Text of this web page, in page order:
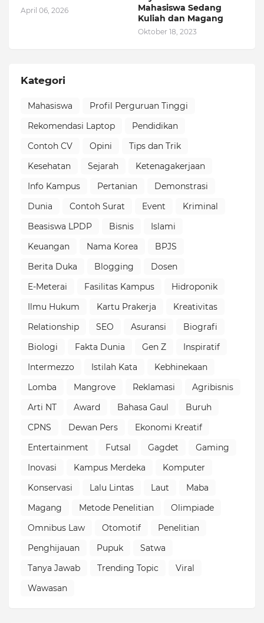
April 06, 2026
Mahasiswa Sedang
Kuliah dan Magang
Oktober 18, 2023
Kategori
Mahasiswa
Profil Perguruan Tinggi
Rekomendasi Laptop
Pendidikan
Contoh CV
Opini
Tips dan Trik
Kesehatan
Sejarah
Ketenagakerjaan
Info Kampus
Pertanian
Demonstrasi
Dunia
Contoh Surat Event
Kriminal
Beasiswa LPDP
Bisnis
Islami
Keuangan
Nama Korea
BPJS
Berita Duka
Blogging
Dosen
E-Meterai
Fasilitas Kampus
Hidroponik
Ilmu Hukum
Kartu Prakerja
Kreativitas
Relationship
SEO Asuransi
Biografi
Biologi
Fakta Dunia Gen Z
Inspiratif
Intermezzo
Istilah Kata
Kebhinekaan
Lomba
Mangrove Reklamasi
Agribisnis
Arti NT
Award Bahasa Gaul
Buruh
CPNS
Dewan Pers
Ekonomi Kreatif
Entertainment
Futsal Gagdet
Gaming
Inovasi
Kampus Merdeka
Komputer
Konservasi
Lalu Lintas Laut
Maba
Magang
Metode Penelitian
Olimpiade
Omnibus Law
Otomotif
Penelitian
Penghijauan
Pupuk
Satwa
Tanya Jawab
Trending Topic
Viral
Wawasan